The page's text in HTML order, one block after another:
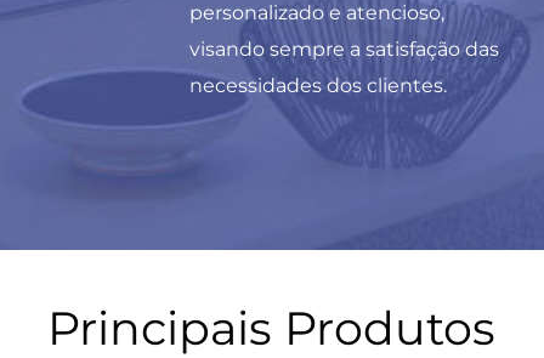
personalizado e atencioso,
visando sempre a satisfação das
necessidades dos clientes.
Principais Produtos